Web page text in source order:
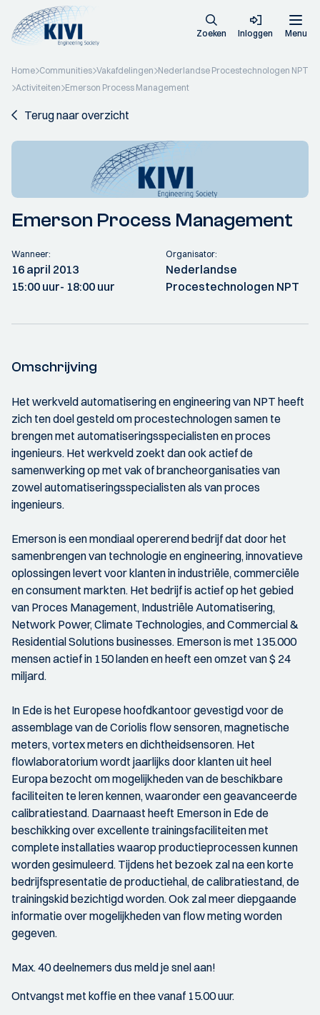
Zoeken Inloggen Menu
Home Communities Vakafdelingen Nederlandse Procestechnologen NPT
Activiteiten Emerson Process Management
Terug naar overzicht
Emerson Process Management
Wanneer:
16 april 2013
15:00 uur- 18:00 uur
Organisator:
Nederlandse
Procestechnologen NPT
Omschrijving
Het werkveld automatisering en engineering van NPT heeft
zich ten doel gesteld om procestechnologen samen te
brengen met automatiseringsspecialisten en proces
ingenieurs. Het werkveld zoekt dan ook actief de
samenwerking op met vak of brancheorganisaties van
zowel automatiseringsspecialisten als van proces
ingenieurs.
Emerson is een mondiaal opererend bedrijf dat door het
samenbrengen van technologie en engineering, innovatieve
oplossingen levert voor klanten in industriële, commerciële
en consument markten. Het bedrijf is actief op het gebied
van Proces Management, Industriële Automatisering,
Network Power, Climate Technologies, and Commercial &
Residential Solutions businesses. Emerson is met 135.000
mensen actief in 150 landen en heeft een omzet van $ 24
miljard.
In Ede is het Europese hoofdkantoor gevestigd voor de
assemblage van de Coriolis flow sensoren, magnetische
meters, vortex meters en dichtheidsensoren. Het
flowlaboratorium wordt jaarlijks door klanten uit heel
Europa bezocht om mogelijkheden van de beschikbare
faciliteiten te leren kennen, waaronder een geavanceerde
calibratiestand. Daarnaast heeft Emerson in Ede de
beschikking over excellente trainingsfaciliteiten met
complete installaties waarop productieprocessen kunnen
worden gesimuleerd. Tijdens het bezoek zal na een korte
bedrijfspresentatie de productiehal, de calibratiestand, de
trainingskid bezichtigd worden. Ook zal meer diepgaande
informatie over mogelijkheden van flow meting worden
gegeven.
Max. 40 deelnemers dus meld je snel aan!
Ontvangst met koffie en thee vanaf 15.00 uur.